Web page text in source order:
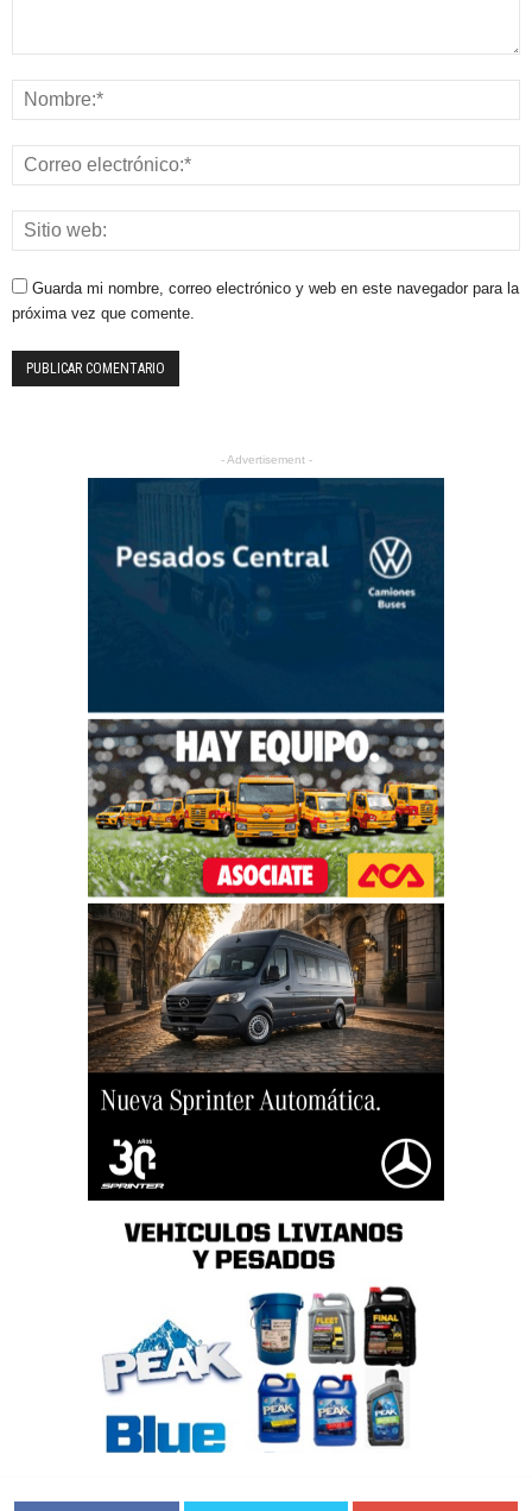
Guarda mi nombre, correo electrónico y web en este navegador para la
próxima vez que comente.
- Advertisement -